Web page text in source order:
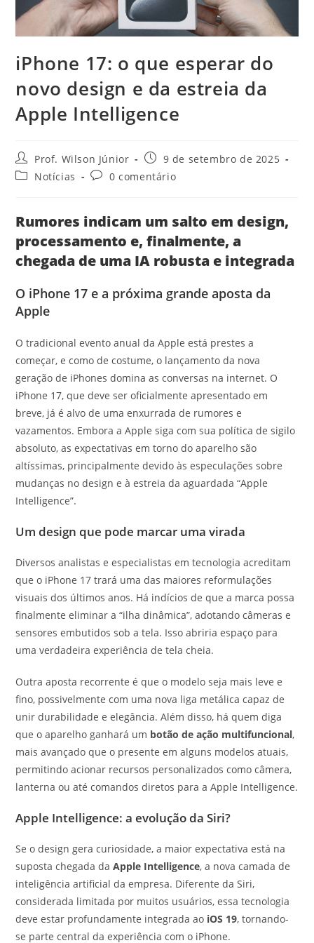
iPhone 17: o que esperar do
novo design e da estreia da
Apple Intelligence
Prof. Wilson Júnior
9 de setembro de 2025
Notícias
0 comentário
Rumores indicam um salto em design,
processamento e, finalmente, a
chegada de uma IA robusta e integrada
O iPhone 17 e a próxima grande aposta da
Apple
O tradicional evento anual da Apple está prestes a
começar, e como de costume, o lançamento da nova
geração de iPhones domina as conversas na internet. O
iPhone 17, que deve ser oficialmente apresentado em
breve, já é alvo de uma enxurrada de rumores e
vazamentos. Embora a Apple siga com sua política de sigilo
absoluto, as expectativas em torno do aparelho são
altíssimas, principalmente devido às especulações sobre
mudanças no design e à estreia da aguardada “Apple
Intelligence”.
Um design que pode marcar uma virada
Diversos analistas e especialistas em tecnologia acreditam
que o iPhone 17 trará uma das maiores reformulações
visuais dos últimos anos. Há indícios de que a marca possa
finalmente eliminar a “ilha dinâmica”, adotando câmeras e
sensores embutidos sob a tela. Isso abriria espaço para
uma verdadeira experiência de tela cheia.
Outra aposta recorrente é que o modelo seja mais leve e
fino, possivelmente com uma nova liga metálica capaz de
unir durabilidade e elegância. Além disso, há quem diga
que o aparelho ganhará um botão de ação multifuncional,
mais avançado que o presente em alguns modelos atuais,
permitindo acionar recursos personalizados como câmera,
lanterna ou até comandos diretos para a Apple Intelligence.
Apple Intelligence: a evolução da Siri?
Se o design gera curiosidade, a maior expectativa está na
suposta chegada daApple Intelligence, a nova camada de
inteligência artificial da empresa. Diferente da Siri,
considerada limitada por muitos usuários, essa tecnologia
deve estar profundamente integrada ao iOS 19, tornando-
se parte central da experiência com o iPhone.